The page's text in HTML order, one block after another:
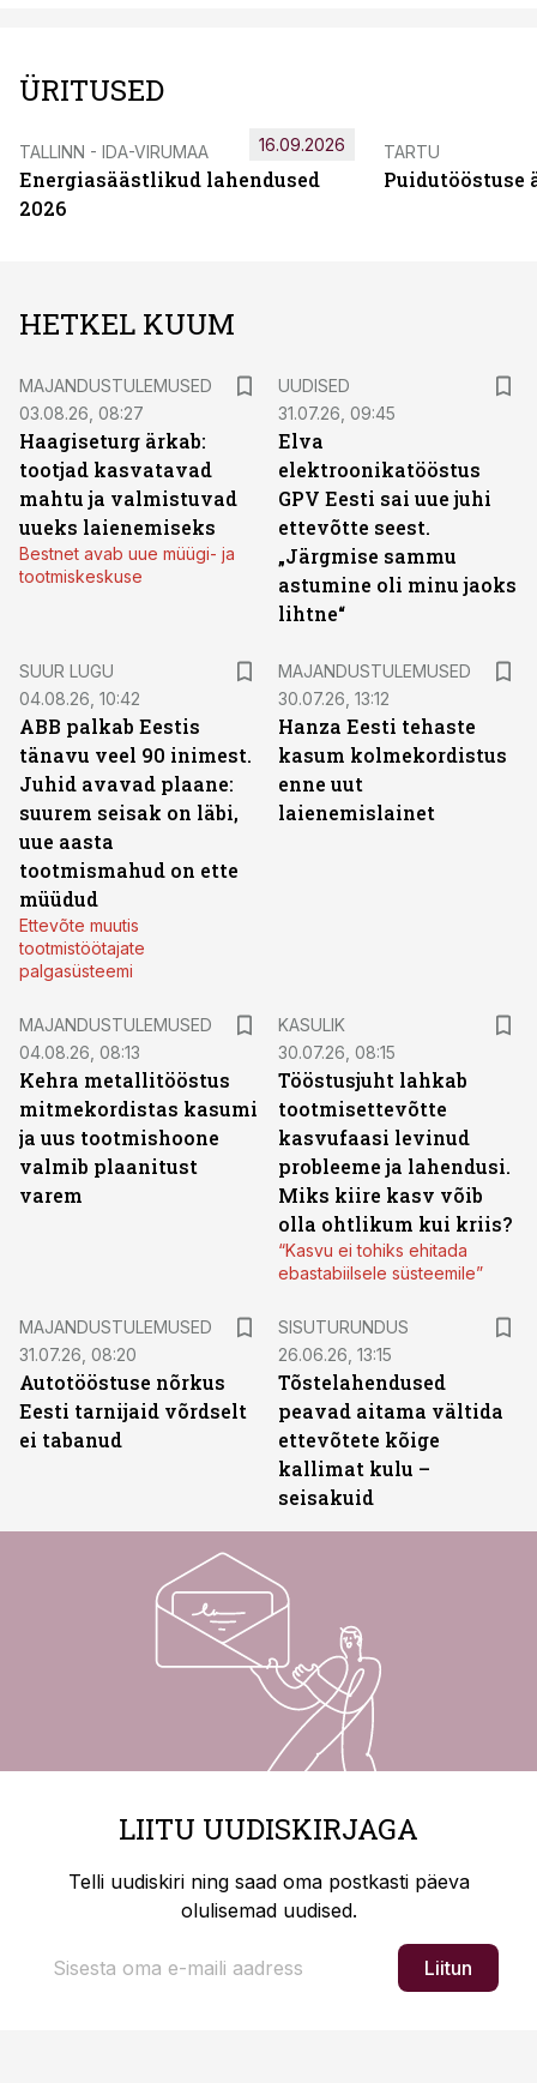
ÜRITUSED
TALLINN - IDA-VIRUMAA
Energiasäästlikud lahendused
2026
16.09.2026 TARTU
Puidutööstuse
HETKEL KUUM
MAJANDUSTULEMUSED
03.08.26, 08:27
Haagiseturg ärkab:
tootjad kasvatavad
mahtu ja valmistuvad
uueks laienemiseks
Bestnet avab uue müügi- ja
tootmiskeskuse
UUDISED
31.07.26, 09:45
Elva
elektroonikatööstus
GPV Eesti sai uue juhi
ettevõtte seest.
„Järgmise sammu
astumine oli minu jaoks
lihtne“
SUUR LUGU
04.08.26, 10:42
ABB palkab Eestis
tänavu veel 90 inimest.
Juhid avavad plaane:
suurem seisak on läbi,
uue aasta
tootmismahud on ette
müüdud
Ettevõte muutis
tootmistöötajate
palgasüsteemi
MAJANDUSTULEMUSED
30.07.26, 13:12
Hanza Eesti tehaste
kasum kolmekordistus
enne uut
laienemislainet
MAJANDUSTULEMUSED
04.08.26, 08:13
Kehra metallitööstus
mitmekordistas kasumi
ja uus tootmishoone
valmib plaanitust
varem
KASULIK
30.07.26, 08:15
Tööstusjuht lahkab
tootmisettevõtte
kasvufaasi levinud
probleeme ja lahendusi.
Miks kiire kasv võib
olla ohtlikum kui kriis?
“Kasvu ei tohiks ehitada
ebastabiilsele süsteemile”
MAJANDUSTULEMUSED
31.07.26, 08:20
Autotööstuse nõrkus
Eesti tarnijaid võrdselt
ei tabanud
SISUTURUNDUS
26.06.26, 13:15
Tõstelahendused
peavad aitama vältida
ettevõtete kõige
kallimat kulu –
seisakuid
LIITU UUDISKIRJAGA
Telli uudiskiri ning saad oma postkasti päeva
olulisemad uudised.
Liitun